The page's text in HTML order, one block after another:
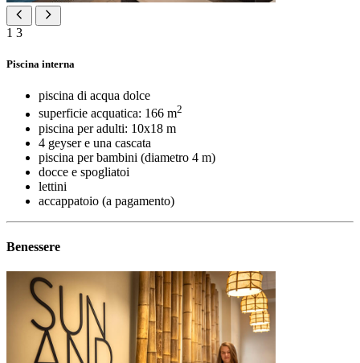
1 3
Piscina interna
piscina di acqua dolce
superficie acquatica: 166 m2
piscina per adulti: 10x18 m
4 geyser e una cascata
piscina per bambini (diametro 4 m)
docce e spogliatoi
lettini
accappatoio (a pagamento)
Benessere